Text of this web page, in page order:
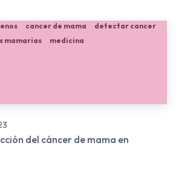
cancer de mama
detectar cancer
mamarias medicina
del cáncer de mama en